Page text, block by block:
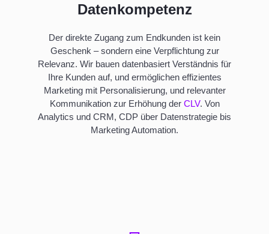
Datenkompetenz
Der direkte Zugang zum Endkunden ist kein
Geschenk – sondern eine Verpflichtung zur
Relevanz. Wir bauen datenbasiert Verständnis für
Ihre Kunden auf, und ermöglichen effizientes
Marketing mit Personalisierung, und relevanter
Kommunikation zur Erhöhung der CLV. Von
Analytics und CRM, CDP über Datenstrategie bis
Marketing Automation.